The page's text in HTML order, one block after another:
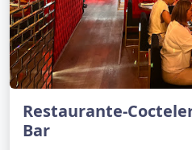
Restaurante-
Bar